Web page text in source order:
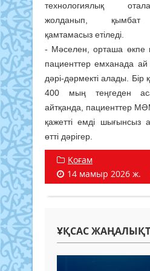
технологиялық
жолданып, қымбат
қамтамасыз етіледі.
- Мәселен, орташа өкпе
пациенттер емханада
дәрі-дәрмекті алады.
400 мың теңгеден
айтқанда, пациенттер
қажетті емді
өтті дәрігер.
Қоғам
14 мамыр 2026 ж.
ҰҚСАС